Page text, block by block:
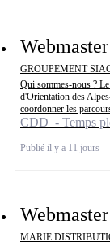
GROUPEMENT
Qui sommes-nous ?
d'Orientation des
coordonner les
CDD - Temps
Publié il y a 11 jours
Webmaster
MARIE